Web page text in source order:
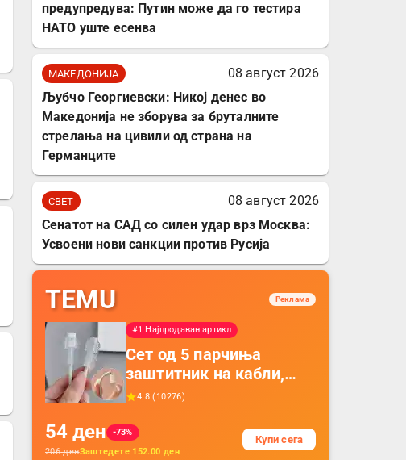
предупредува: Путин може да го тестира
НАТО уште есенва
МАКЕДОНИЈА
08 август 2026
Љубчо Георгиевски: Никој денес во
Македонија не зборува за бруталните
стрелања на цивили од страна на
Германците
СВЕТ
08 август 2026
Сенатот на САД со силен удар врз Москва:
Усвоени нови санкции против Русија
TEMU Реклама
#1 Најпродаван артикл
Сет од 5 парчиња
заштитник на кабли,
прекривка за заштита
додатоци за заштита на
кабли, без батерија, за
4.8 (10276)
54 ден
-73%
206денЗаштедете 152.00 ден
Купи сега